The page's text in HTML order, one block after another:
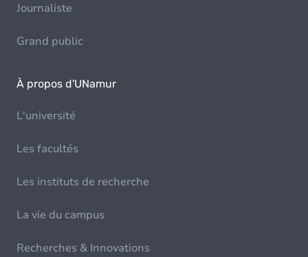
Journaliste
Grand public
À propos d'UNamur
L'université
Les facultés
Les instituts de recherche
La vie du campus
Recherches & Innovations